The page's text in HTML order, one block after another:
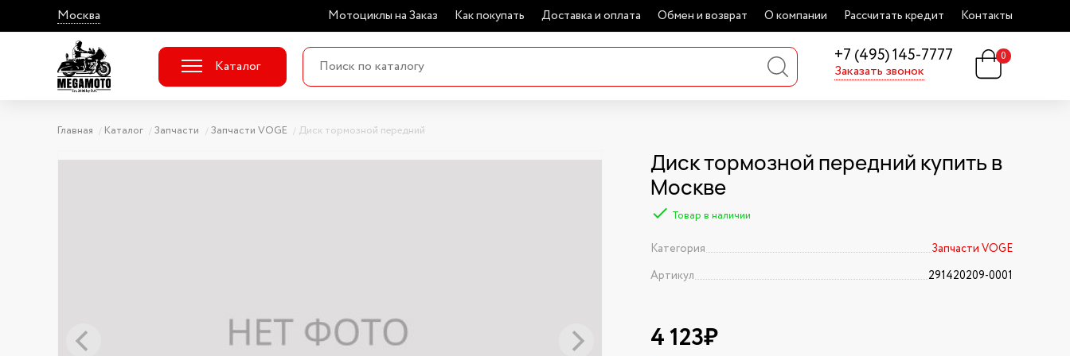
Москва Мотоциклы на Заказ Как покупать Доставка и оплата Обмен и возврат О компании Рассчитать кредит Контакты
+7 (495) 145-7777
Заказать звонок
Каталог
0
Главная Каталог Запчасти Запчасти VOGE Диск тормозной передний
Диск тормозной передний купить в
Москве
Товар в наличии
Категория
Запчасти VOGE
Артикул
291420209-0001
4 123₽